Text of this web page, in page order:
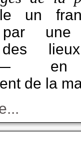
un
par
des
en
de la